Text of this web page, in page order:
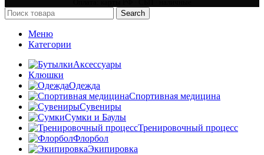
Search
Меню
Категории
Аксессуары
Клюшки
Одежда
Спортивная медицина
Сувениры
Сумки и Баулы
Тренировочный процесс
Флорбол
Экипировка